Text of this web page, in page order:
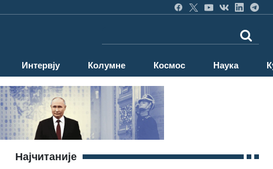
Интервју Колумне Космос Наука
Најчитаније